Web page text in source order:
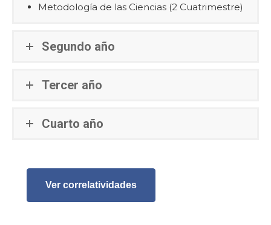
Metodología de las Ciencias (2 Cuatrimestre)
Segundo año
Tercer año
Cuarto año
Ver correlatividades